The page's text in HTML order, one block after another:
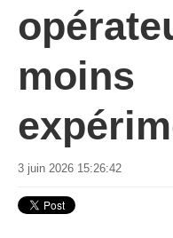
moins
3 juin 2026 15:26:42